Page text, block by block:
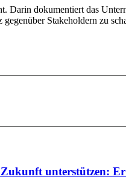
dokumentiert das
Stakeholdern zu
unterstützen: